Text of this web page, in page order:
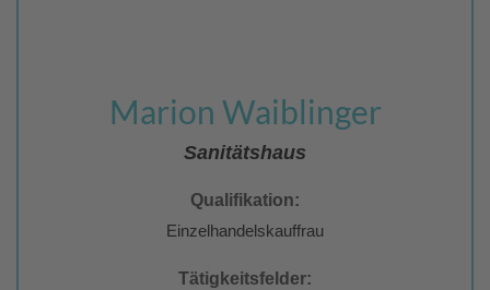
Marion Waiblinger
Sanitätshaus
Qualifikation:
Einzelhandelskauffrau
Tätigkeitsfelder: